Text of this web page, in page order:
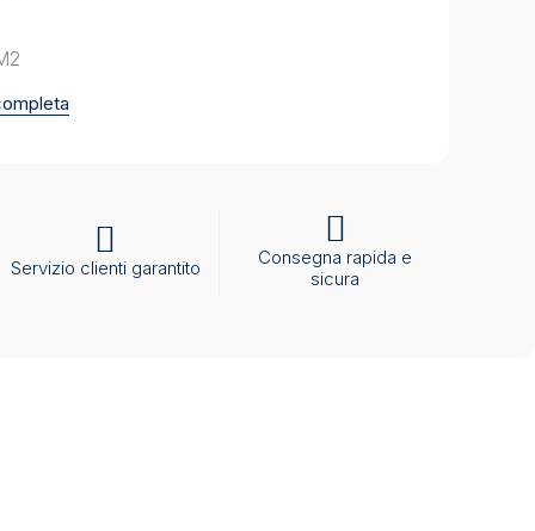
Servizio clienti garantito
Consegna rapida e
sicura